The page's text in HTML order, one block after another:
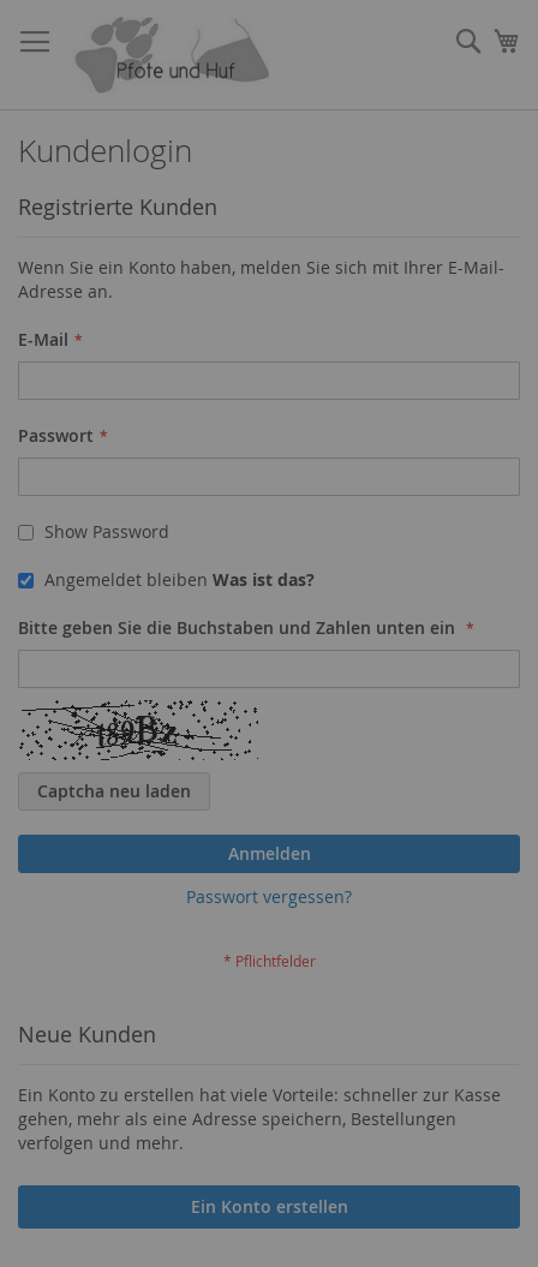
zum
Inhalt
Kundenlogin
Registrierte Kunden
Wenn Sie ein Konto haben, melden Sie sich mit Ihrer E-Mail-
Adresse an.
E-Mail
Passwort
Show Password
Angemeldet bleiben Was ist das?
Bitte geben Sie die Buchstaben und Zahlen unten ein
Captcha neu laden
Anmelden
Passwort vergessen?
Neue Kunden
Ein Konto zu erstellen hat viele Vorteile: schneller zur Kasse
gehen, mehr als eine Adresse speichern, Bestellungen
verfolgen und mehr.
Ein Konto erstellen